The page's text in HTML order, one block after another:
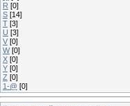
R [0]
S [14]
T [3]
U [3]
V [0]
W [0]
X [0]
Y [0]
Z [0]
1-@ [0]